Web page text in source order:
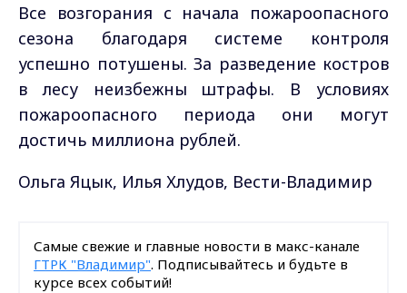
Все возгорания с начала пожароопасного
сезона благодаря системе контроля
успешно потушены. За разведение костров
в лесу неизбежны штрафы. В условиях
пожароопасного периода они могут
достичь миллиона рублей.
Ольга Яцык, Илья Хлудов, Вести-Владимир
Самые свежие и главные новости в макс-канале
ГТРК "Владимир". Подписывайтесь и будьте в
курсе всех событий!